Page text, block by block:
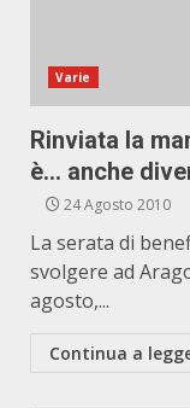
Varie
Rinviata la
è… anche
24 Agosto 2010
La serata di
svolgere ad
agosto,...
Continua a